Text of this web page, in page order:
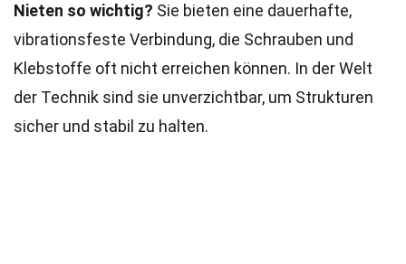
Nieten so wichtig? Sie bieten eine dauerhafte,
vibrationsfeste Verbindung, die Schrauben und
Klebstoffe oft nicht erreichen können. In der Welt
der Technik sind sie unverzichtbar, um Strukturen
sicher und stabil zu halten.